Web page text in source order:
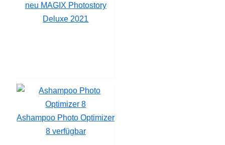
neu MAGIX Photostory
Deluxe 2021
Ashampoo Photo Optimizer
8 verfügbar